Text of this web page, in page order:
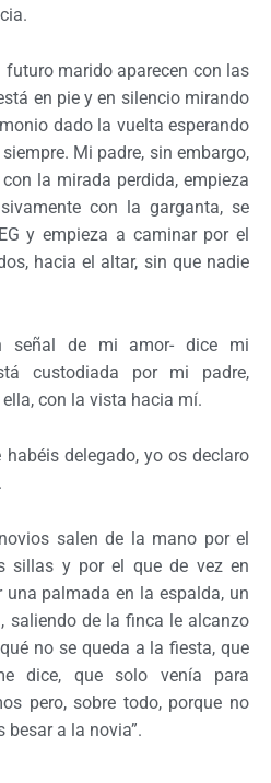
futuro marido aparecen con las
en pie y en silencio mirando
dado la vuelta esperando
Mi padre, sin embargo,
la mirada perdida, empieza
con la garganta, se
y empieza a caminar por el
hacia el altar, sin que nadie
señal de mi amor- dice mi
custodiada por mi padre,
con la vista hacia mí.
delegado, yo os declaro
salen de la mano por el
sillas y por el que de vez en
palmada en la espalda, un
saliendo de la finca le alcanzo
no se queda a la fiesta, que
dice, que solo venía para
pero, sobre todo, porque no
besar a la novia”.